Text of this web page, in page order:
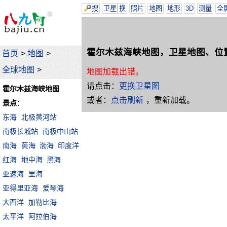
首页 > 地图 >
全球地图 >
霍尔木兹海峡地图
景点：
东海 北极黄河站
南极长城站 南极中山站
南海 黄海 渤海 印度洋
红海 地中海 黑海
亚速海
里海
亚得里亚海
爱琴海
大西洋 加勒比海
太平洋
阿拉伯海
搜 卫星 换 照片 地图 地形 3D 测量 全
霍尔木兹海峡地图，卫星地图、位
地图加载出错。
请点击：
更换卫星图
或者：
点击刷新 ，重新加载。